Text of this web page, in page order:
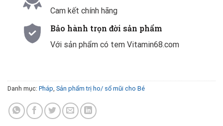
Cam kết chính hãng
Bảo hành trọn đời sản phẩm
Với sản phẩm có tem Vitamin68.com
Danh mục: Pháp Sản phẩm trị ho/ sổ mũi cho Bé